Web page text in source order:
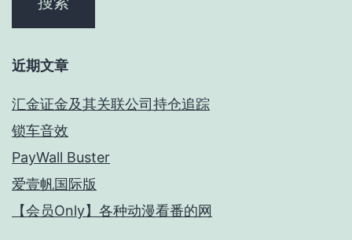
近期文章
汇金证金及其关联公司持仓追踪
锁车音效
PayWall Buster
爱壹帆国际版
【会员Only】各种动漫看番的网